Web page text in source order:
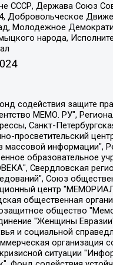
СССР, Держава Союз
Молодежное
народа,
Юрьевна, Вольтская Татьяна Анатольевна, Американская компания "Mason G.E.S. Anonymous Foundation" (США), являющаяся владельцем интернет-издания https://mnews.world/, Компания "Stichting Bellingcat", зарегистрированная в Нидерландах (дата регистрации 11.07.2018), Захаров Андрей Вячеславович, Клепиковская Екатерина Дмитриевна, Общество с ограниченной ответственностью "МЕМО", Перл Роман Александрович, Симонов Евгений Алексеевич, Соловьева Елена Анатольевна, Сотников Даниил Владимирович, Сурначева Елизавета Дмитриевна, Автономная некоммерческая организация по защите прав человека и информированию населения "Якутия – Наше Мнение", Общество с ограниченной ответственностью "Москоу диджитал медиа", с 26.01.2023 Общество с ограниченной ответственностью "Чайка Белые сады", Ветошкина Валерия Валерьевна, Заговора Максим Александрович, Межрегиональное общественное движение "Российская ЛГБТ - сеть", Оленичев Максим Владимирович, Павлов Иван Юрьевич, Скворцова Елена Сергеевна, Общество с ограниченной ответственностью "Как бы инагент", Кочетков Игорь Викторович, Общество с ограниченной ответственностью "Честные выборы", Еланчик Олег Александрович, Общество с ограниченной ответственностью "Нобелевский призыв", Гималова Регина Эмилевна, Григорьев Андрей Валерьевич, Григорьева Алина Александровна, Ассоциация по содействию защите прав призывников, альтернативнослужащих и военнослужащих "Правозащитная группа